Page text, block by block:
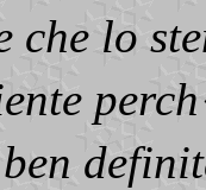
che lo
ben